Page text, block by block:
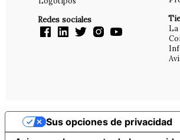
Redes sociales
La
Sus opciones de privacidad